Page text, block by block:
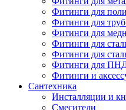
Фитинги для
Фитинги для
Фитинги для
Фитинги для
Фитинги для
Фитинги для
Фитинги и
Сантехника
Инсталляции и
Смесители